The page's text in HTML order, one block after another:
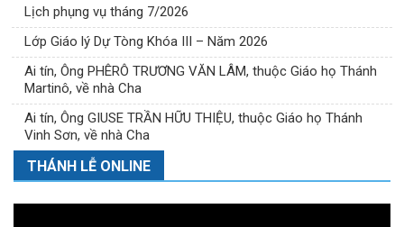
Lịch phụng vụ tháng 7/2026
Lớp Giáo lý Dự Tòng Khóa III – Năm 2026
Ai tín, Ông PHÊRÔ TRƯƠNG VĂN LÂM, thuộc Giáo họ Thánh
Martinô, về nhà Cha
Ai tín, Ông GIUSE TRẦN HỮU THIỆU, thuộc Giáo họ Thánh
Vinh Sơn, về nhà Cha
THÁNH LỄ ONLINE